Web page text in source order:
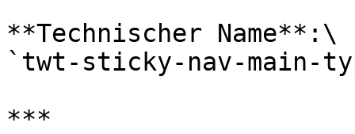
**Technischer Name**:\
`twt-sticky-nav-main-
***